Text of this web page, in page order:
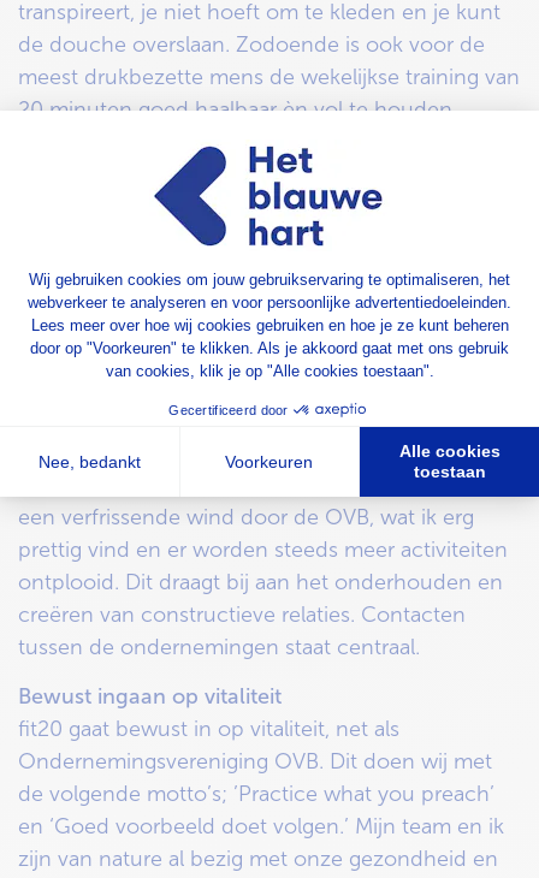
transpireert, je niet hoeft om te kleden en je kunt
de douche overslaan. Zodoende is ook voor de
meest drukbezette mens de wekelijkse training van
20 minuten goed haalbaar èn vol te houden.
Opbouwen van relaties
fit20 is sinds de eerste vestiging aan de Dokter van
Deenweg (Oosterenk) al lid van
goede buur hebben, dan een verre vriend, ook op
zakelijk gebied. Bij het starten van een nieuw
bedrijf is het belangrijk om een netwerk op te
bouwen. Daaruit ontstaat dan vaak ook de
mogelijkheid om de éérste leden te werven. Dit
heb ik bij Ondernemersvereniging OVB kunnen
doen door o.a. de geplande evenementen. Er gaat
een verfrissende wind door de OVB, wat ik erg
prettig vind en er worden steeds meer activiteiten
ontplooid. Dit draagt bij aan het onderhouden en
creëren van constructieve relaties. Contacten
tussen de ondernemingen staat centraal.
Bewust ingaan op vitaliteit
fit20 gaat bewust in op vitaliteit, net als
Ondernemingsvereniging OVB. Dit doen wij met
de volgende motto’s; ’Practice what you preach’
en ‘Goed voorbeeld doet volgen.’ Mijn team en ik
zijn van nature al bezig met onze gezondheid en